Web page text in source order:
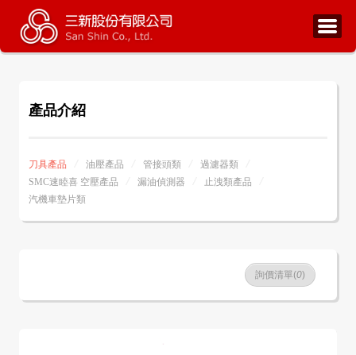
產品介紹
刀具產品 油壓產品 管接頭類
過濾器類
SMC速睦喜 空壓產品
漏油偵測器
止洩類產品
汽機車墊片類
詢價清單(0)